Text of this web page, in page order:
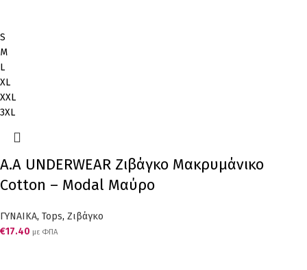
S
M
L
XL
XXL
3XL
Α.A UNDERWEAR Ζιβάγκο Μακρυμάνικο
Cotton – Modal Μαύρο
ΓΥΝΑΙΚΑ, Tops, Ζιβάγκο
€17.40 με ΦΠΑ